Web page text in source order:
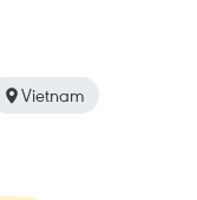
Vietnam